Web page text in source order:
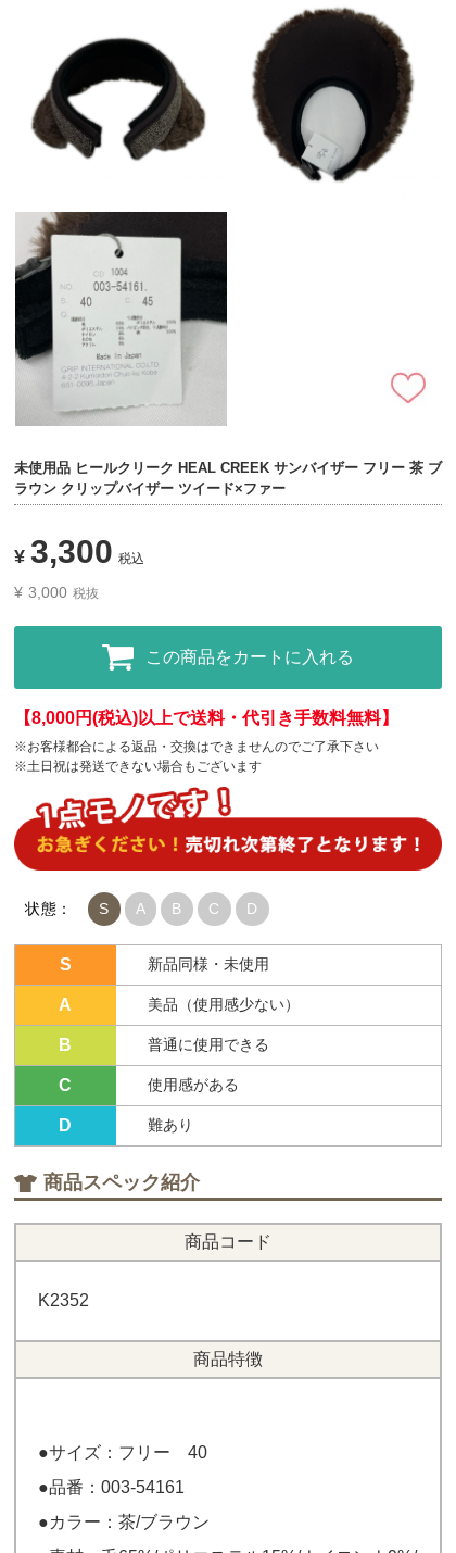
未使用品 ヒールクリーク HEAL CREEK サンバイザー フリー 茶 ブ
ラウン クリップバイザー ツイード×ファー
¥ 3,300 税込
¥ 3,000 税抜
この商品をカートに入れる
【8,000円(税込)以上で送料・代引き手数料無料】
※お客様都合による返品・交換はできませんのでご了承下さい
※土日祝は発送できない場合もございます
状態： S A B C D
S 新品同様・未使用
A 美品（使用感少ない）
B 普通に使用できる
C 使用感がある
D 難あり
商品スペック紹介
商品コード
K2352
商品特徴
●サイズ：フリー 40
●品番：003-54161
●カラー：茶/ブラウン